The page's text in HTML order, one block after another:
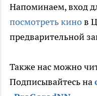
Напоминаем, вход
посмотреть кинов
предварительной
Также нас можно
Подписывайтесь на